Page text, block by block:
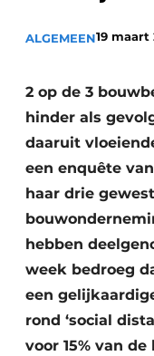
Aanmelden
Bedrijven
Bedrijven
Contact
Akoestiek
Beton &
Brandveiligheid
BIM
Evenementen
Dak & Gevel
Houtbouw
HVAC
ALGEMEEN19 maart
2 op de 3
hinder als
daaruit
een enquête
haar drie
hebben
week bedroeg
een
rond ‘social
voor 15% van